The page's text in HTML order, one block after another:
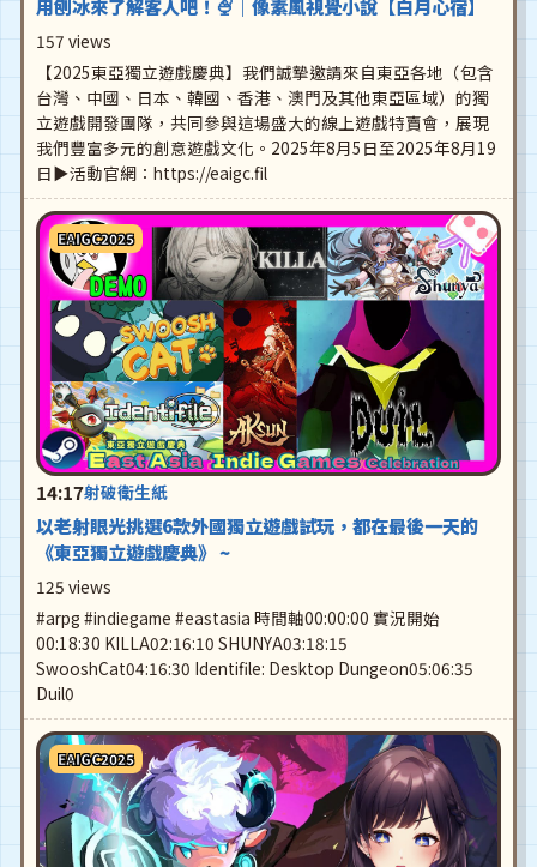
用刨冰來了解客人吧！🍨｜像素風視覺小說【白月心宿】
157 views
【2025東亞獨立遊戲慶典】我們誠摯邀請來自東亞各地（包含
台灣、中國、日本、韓國、香港、澳門及其他東亞區域）的獨
立遊戲開發團隊，共同參與這場盛大的線上遊戲特賣會，展現
我們豐富多元的創意遊戲文化。2025年8月5日至2025年8月19
日▶活動官網：https://eaigc.fil
EAIGC2025
14:17射破衛生紙
以老射眼光挑選6款外國獨立遊戲試玩，都在最後一天的
《東亞獨立遊戲慶典》 ~
125 views
#arpg #indiegame #eastasia 時間軸00:00:00 實況開始
00:18:30 KILLA02:16:10 SHUNYA03:18:15
SwooshCat04:16:30 Identifile: Desktop Dungeon05:06:35
Duil0
EAIGC2025